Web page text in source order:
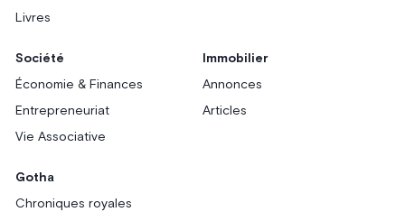
Livres
Société
Économie & Finances
Entrepreneuriat
Vie Associative
Immobilier
Annonces
Articles
Gotha
Chroniques royales